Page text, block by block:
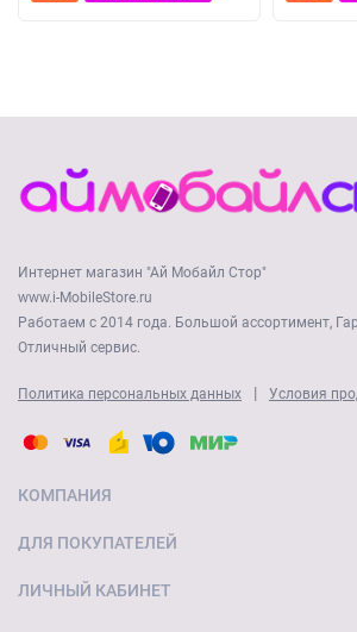
Интернет магазин "Ай Мобайл Стор"
www.i-MobileStore.ru
Работаем с 2014 года. Большой ассортимент,
Отличный сервис.
Политика персональных данных | Условия
КОМПАНИЯ
ДЛЯ ПОКУПАТЕЛЕЙ
ЛИЧНЫЙ КАБИНЕТ